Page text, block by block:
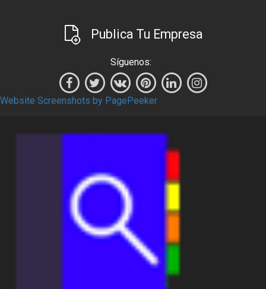
Publica Tu Empresa
Síguenos:
Website Screenshots by PagePeeker